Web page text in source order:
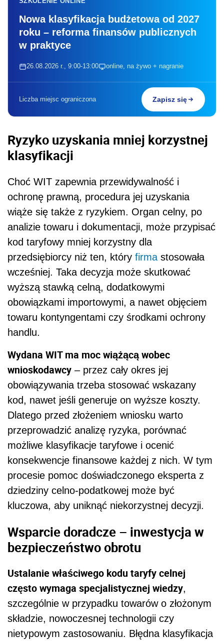
Nowa klasyfikacja budżetowa od 2027
roku – reforma finansów publicznych
w praktyce
26.08.2026 r., 9:00-13:00 online, na żywo + nagranie
Liczba miejsc ograniczona Zapisz się
Ryzyko uzyskania mniej korzystnej
klasyfikacji
Choć WIT zapewnia przewidywalność i
ochronę prawną, procedura jej uzyskania
wiąże się także z ryzykiem. Organ celny, po
analizie towaru i dokumentacji, może przypisać
kod taryfowy mniej korzystny dla
przedsiębiorcy niż ten, który firma stosowała
wcześniej. Taka decyzja może skutkować
wyższą stawką celną, dodatkowymi
obowiązkami importowymi, a nawet objęciem
towaru kontyngentami czy środkami ochrony
handlu.
Wydana WIT ma moc wiążącą wobec
wnioskodawcy – przez cały okres jej
obowiązywania trzeba stosować wskazany
kod, nawet jeśli generuje on wyższe koszty.
Dlatego przed złożeniem wniosku warto
przeprowadzić analizę ryzyka, porównać
możliwe klasyfikacje taryfowe i ocenić
konsekwencje finansowe każdej z nich. W tym
procesie pomoc doświadczonego eksperta z
dziedziny celno-podatkowej może być
kluczowa, aby uniknąć niekorzystnej decyzji.
Wsparcie doradcze – inwestycja w
bezpieczeństwo obrotu
Ustalanie właściwego kodu taryfy celnej
często wymaga specjalistycznej wiedzy,
szczególnie w przypadku towarów o złożonym
składzie, nowoczesnej technologii czy
nietypowym zastosowaniu. Błędna klasyfikacja